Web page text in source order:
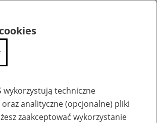
wykorzystują techniczne
analityczne (opcjonalne) pliki
zaakceptować wykorzystanie